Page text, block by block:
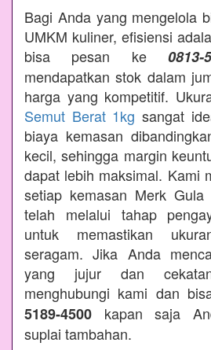
Bagi Anda yang mengelola
UMKM kuliner, efisiensi
bisa pesan ke 0813-
mendapatkan stok dalam
harga yang kompetitif.
Semut Berat 1kg sangat
biaya kemasan
kecil, sehingga margin
dapat lebih maksimal. Kami
setiap kemasan Merk Gula
telah melalui tahap
untuk memastikan
seragam. Jika Anda
yang jujur dan
menghubungi kami dan
5189-4500 kapan saja
suplai tambahan.